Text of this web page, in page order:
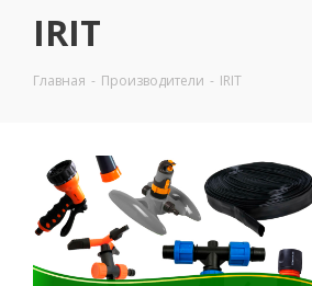
IRIT
Главная - Производители - IRIT